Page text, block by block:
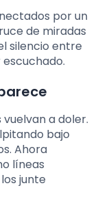
por un
de miradas
silencio entre
a doler.
bajo
Ahora
líneas
junte